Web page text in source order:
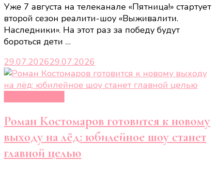
Уже 7 августа на телеканале «Пятница!» стартует
второй сезон реалити-шоу «Выживалити.
Наследники». На этот раз за победу будут
бороться дети …
29.07.202629.07.2026
Роман Костомаров готовится к новому
выходу на лёд: юбилейное шоу станет
главной целью